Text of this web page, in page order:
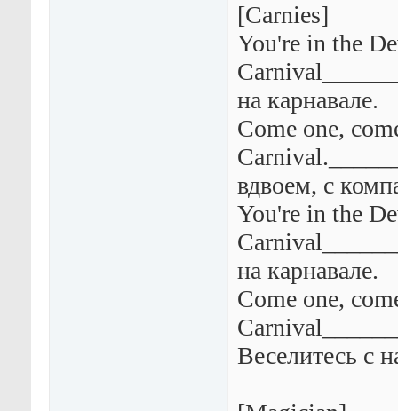
[Carnies]
You're in the
на карнавале.
Come one,
вдвоем, с
You're in the
на карнавале.
Come one,
Веселитесь с